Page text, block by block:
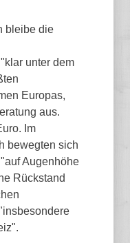
bleibe die
unter dem
Europas,
aus.
Im
bewegten sich
Augenhöhe
Rückstand